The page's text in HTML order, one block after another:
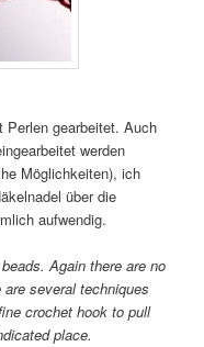
Perlen gearbeitet. Auch
werden
Möglichkeiten), ich
über die
aufwendig.
Again there are no
several techniques
crochet hook to pull
place.